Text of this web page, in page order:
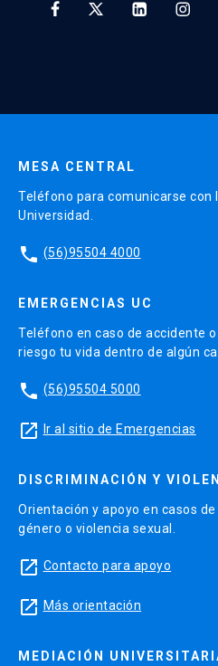
MESA CENTRAL
Teléfono para comunicarse con
Universidad.
phone (56)95504 4000
EMERGENCIAS UC
Teléfono en caso de accidente
riesgo tu vida dentro de algún
phone (56)95504 5000
launch Ir al sitio de Emergencias
DISCRIMINACIÓN Y
Orientación y apoyo en casos
género o violencia sexual.
launch Contacto para apoyo
launch Más orientación
MEDIACIÓN